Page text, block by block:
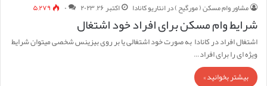
مشاور وام مسکن ( مورگیح ) در انتاریو کانادا
اکتبر ۲۶, ۲۰۲۳ ۰ ۵,۲۷۹
شرایط وام مسکن برای افراد خود اشتغال
اشتغال افراد در کانادا به صورت خود اشتغالی یا بر روی بیزینس شخصی میتوان شرایط
ویژه ای را برای افراد…
بیشتر بخوانید »